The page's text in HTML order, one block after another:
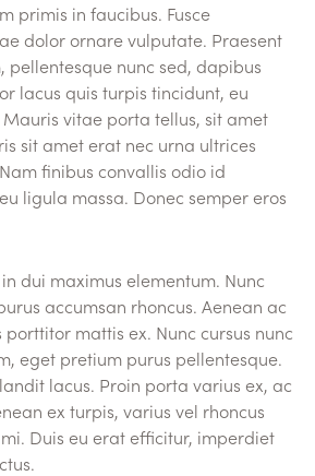
primis in faucibus. Fusce
dolor ornare vulputate. Praesent
pellentesque nunc sed, dapibus
lacus quis turpis tincidunt, eu
vitae porta tellus, sit amet
sit amet erat nec urna ultrices
finibus convallis odio id
ligula massa. Donec semper eros
dui maximus elementum. Nunc
accumsan rhoncus. Aenean ac
mattis ex. Nunc cursus nunc
eget pretium purus pellentesque.
lacus. Proin porta varius ex, ac
ex turpis, varius vel rhoncus
Duis eu erat efficitur, imperdiet